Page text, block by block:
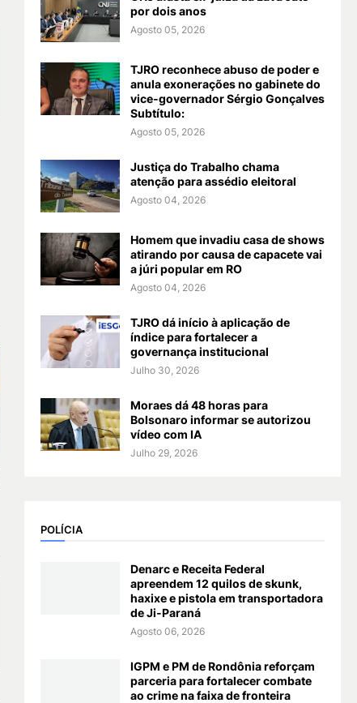
por dois anos
Agosto 05, 2026
TJRO reconhece abuso de poder e
anula exonerações no gabinete do
vice-governador Sérgio Gonçalves
Subtítulo:
Agosto 05, 2026
Justiça do Trabalho chama
atenção para assédio eleitoral
Agosto 04, 2026
Homem que invadiu casa de shows
atirando por causa de capacete vai
a júri popular em RO
Agosto 04, 2026
TJRO dá início à aplicação de
índice para fortalecer a
governança institucional
Julho 30, 2026
Moraes dá 48 horas para
Bolsonaro informar se autorizou
vídeo com IA
Julho 29, 2026
POLÍCIA
Denarc e Receita Federal
apreendem 12 quilos de skunk,
haxixe e pistola em transportadora
de Ji-Paraná
Agosto 06, 2026
IGPM e PM de Rondônia reforçam
parceria para fortalecer combate
ao crime na faixa de fronteira